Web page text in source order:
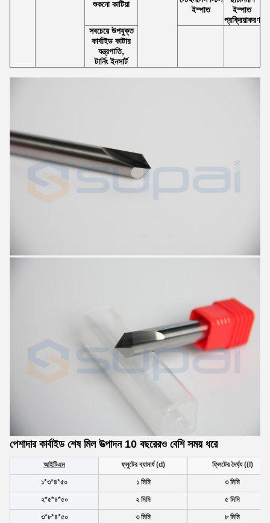
শুকনো কাটিয়া
ইস্পাত
ইস্পাত
প্রক্রিয়াকরণ
সবচেয়ে উপযুক্ত
কার্বাইড কাটার
যন্ত্রপাতি,
টার্নিং ইনসার্ট
পেশাদার কার্বাইড শেষ মিল উত্পাদন 10 বছরেরও বেশি সময় ধরে
আইটিএম ফ্লুটের ব্যাসার্ধ (d) ফ্লিটের দৈর্ঘ্য ((l)
১*৩*৪*৫০ ১ মিমি ৩ মিমি
২*৫*৪*৫০ ২ মিমি ৫ মিমি
৩*৮*৪*৫০ ৩ মিমি ৮ মিমি